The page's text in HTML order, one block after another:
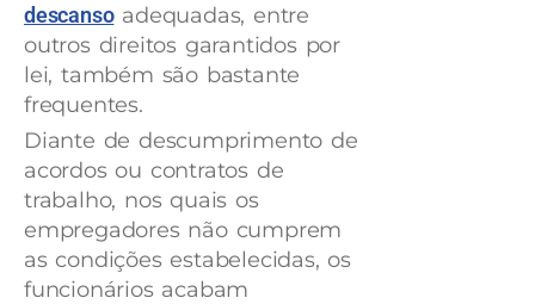
descansoadequadas, entre
outros direitos garantidos por
lei, também são bastante
frequentes.
Diante de descumprimento de
acordos ou contratos de
trabalho, nos quais os
empregadores não cumprem
as condições estabelecidas, os
funcionários acabam